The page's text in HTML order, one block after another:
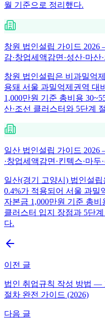
월 기준으로 정리했다.
창원 법인설립 가이드
감·창업세액감면·성산·마산
창원 법인설립은 비과밀억
용돼 서울 과밀억제권역 대
1,000만원 기준 총비용
산·조선 클러스터와 5단계
일산 법인설립 가이드
·창업세액감면·킨텍스·마두
일산(경기 고양시) 법인설
0.4%가 적용되어 서울 과밀
자본금 1,000만원 기준 총비
클러스터 입지 장점과 5단
다.
이전 글
법인 취업규칙 작성 방법 —
절차 완전 가이드 (2026)
다음 글